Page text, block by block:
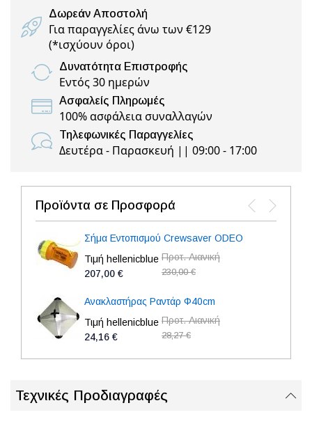
Δωρεάν Αποστολή
Για παραγγελίες άνω των €129
(*ισχύουν όροι)
Δυνατότητα Επιστροφής
Εντός 30 ημερών
Ασφαλείς Πληρωμές
100% ασφάλεια συναλλαγών
Τηλεφωνικές Παραγγελίες
Δευτέρα - Παρασκευή || 09:00 - 17:00
Προϊόντα σε Προσφορά
Σήμα Εντοπισμού Crewsaver ODEO
Τιμή hellenicblue
207,00 €
Προτ. Λιανική
230,00 €
Ανακλαστήρας Ραντάρ Φ40cm
Τιμή hellenicblue
24,16 €
Προτ. Λιανική
28,27 €
Τεχνικές Προδιαγραφές